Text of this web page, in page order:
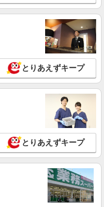
とりあえずキープ
とりあえずキープ